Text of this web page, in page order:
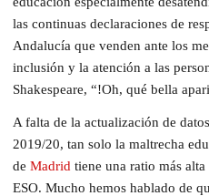
las continuas declaraciones de
Andalucía que venden ante los
inclusión y la atención a las
Shakespeare, “!Oh, qué bella
A falta de la actualización de
2019/20, tan solo la maltrecha
de Madrid tiene una ratio más
ESO. Mucho hemos hablado de